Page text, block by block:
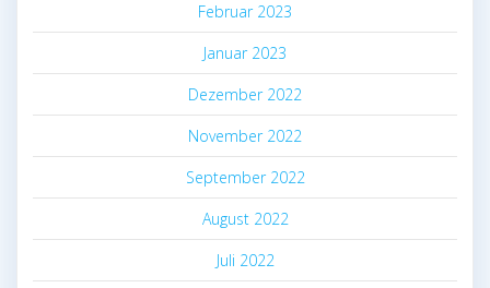
Februar 2023
Januar 2023
Dezember 2022
November 2022
September 2022
August 2022
Juli 2022